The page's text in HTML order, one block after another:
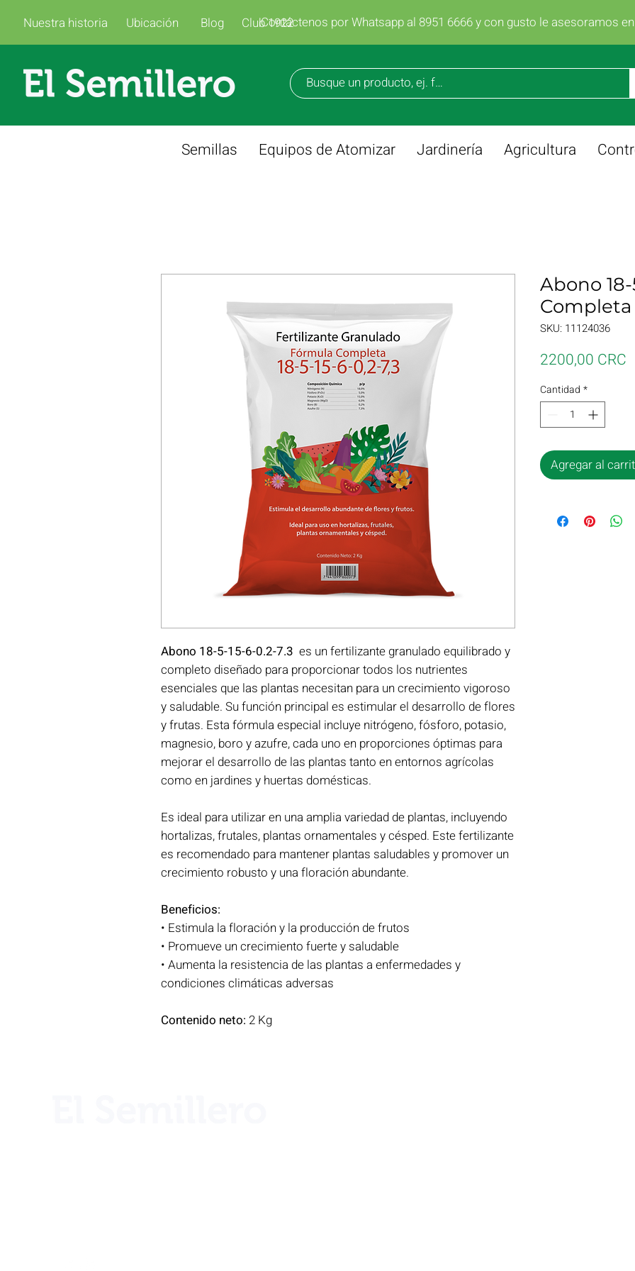
Nuestra historia Ubicación Blog Club 1922
Contáctenos por Whatsapp al 8951 6666 y con gusto le asesoramos
Semillas Equipos de Atomizar Jardinería Agricultura
Abono 18-5-15-6-0.2-7.3 es un fertilizante granulado equilibrado y
completo diseñado para proporcionar todos los nutrientes
esenciales que las plantas necesitan para un crecimiento vigoroso
y saludable. Su función principal es estimular el desarrollo de flores
y frutas. Esta fórmula especial incluye nitrógeno, fósforo, potasio,
magnesio, boro y azufre, cada uno en proporciones óptimas para
mejorar el desarrollo de las plantas tanto en entornos agrícolas
como en jardines y huertas domésticas.
Es ideal para utilizar en una amplia variedad de plantas, incluyendo
hortalizas, frutales, plantas ornamentales y césped. Este fertilizante
es recomendado para mantener plantas saludables y promover un
crecimiento robusto y una floración abundante.
Beneficios:
• Estimula la floración y la producción de frutos
• Promueve un crecimiento fuerte y saludable
• Aumenta la resistencia de las plantas a enfermedades y
condiciones climáticas adversas
Contenido neto: 2 Kg
Abono
Completa
SKU: 11124036
2200,00 CRC
Cantidad *
Agregar al